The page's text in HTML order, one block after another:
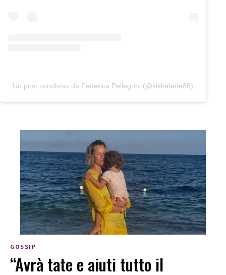
Un post condiviso da Federica Pellegrini (@kikkafede88)
GOSSIP
“Avrà tate e aiuti tutto il